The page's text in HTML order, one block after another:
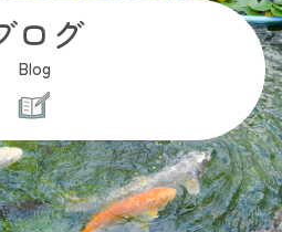
ログ
Blog